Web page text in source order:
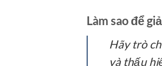
Làm sao để
Hãy trò
và thấu